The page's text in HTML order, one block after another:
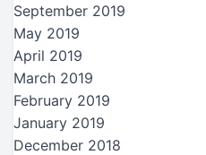
September 2019
May 2019
April 2019
March 2019
February 2019
January 2019
December 2018